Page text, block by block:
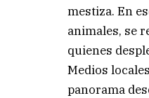
mestiza. En
animales, se
quienes
Medios
panorama